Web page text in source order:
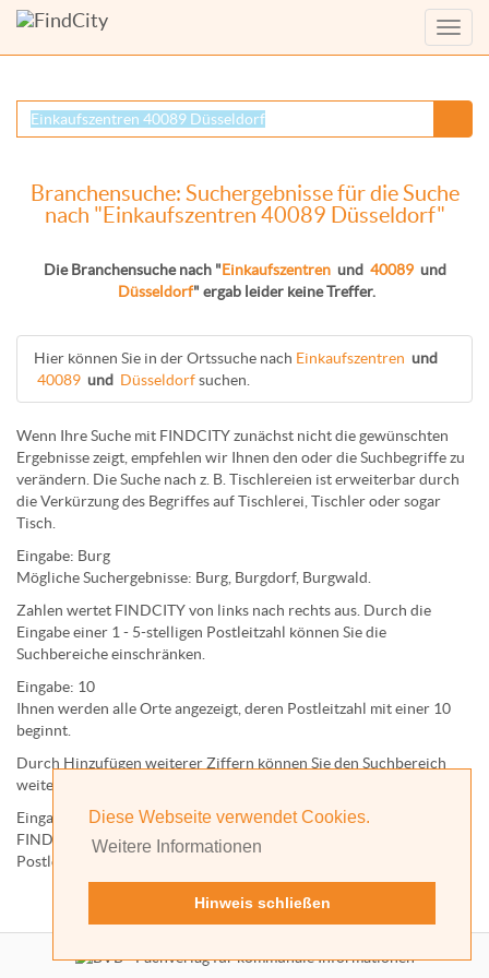
Diese Webseite verwendet Cookies.
Weitere Informationen
Hinweis schließen
Menü
Branchensuche: Suchergebnisse für die Suche
nach "Einkaufszentren 40089 Düsseldorf"
Die Branchensuche nach "Einkaufszentren und 40089 und
Düsseldorf" ergab leider keine Treffer.
Hier können Sie in der Ortssuche nach Einkaufszentren und
40089 und Düsseldorfsuchen.
Wenn Ihre Suche mit FINDCITY zunächst nicht die gewünschten
Ergebnisse zeigt, empfehlen wir Ihnen den oder die Suchbegriffe zu
verändern. Die Suche nach z. B. Tischlereien ist erweiterbar durch
die Verkürzung des Begriffes aufTischlerei Tischleroder sogar
Tisch
Eingabe: Burg
Mögliche Suchergebnisse: Burg Burgdorf, Burgwald.
Zahlen wertet FINDCITY von links nach rechts aus. Durch die
Eingabe einer 1 - 5-stelligen Postleitzahl können Sie die
Suchbereiche einschränken.
Eingabe: 10
Ihnen werden alle Orteangezeigt, deren Postleitzahl mit einer 10
beginnt.
Durch Hinzufügen weiterer Ziffern können Sie den Suchbereich
weiter einschränken.
Eingabe:
10585
FINDCITY präsentiert Ihnen ausschließlich die zu dieser
Postleitzahl gehörende Kommune; in diesem Fall Berlin.